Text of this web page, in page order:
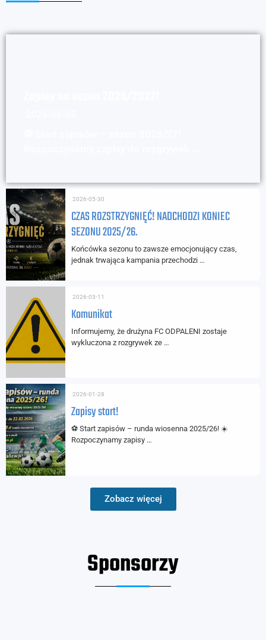
CZAS ROZSTRZYGNIĘĆ! NADCHODZI KONIEC
SEZONU 2025/26.
2026-05-30
Końcówka sezonu to zawsze emocjonujący czas,
jednak trwająca kampania przechodzi …
Komunikat
2026-03-11
Informujemy, że drużyna FC ODPALENI zostaje
wykluczona z rozgrywek ze …
Zapisy start!
2026-01-28
⚽ Start zapisów – runda wiosenna 2025/26! ☀️
Rozpoczynamy zapisy …
Zobacz więcej
Sponsorzy